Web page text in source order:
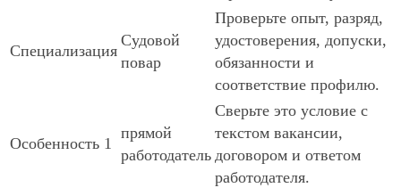
Специализация
Судовой
повар
Проверьте опыт, разряд,
удостоверения, допуски,
обязанности и
соответствие профилю.
Особенность 1
прямой
работодатель
Сверьте это условие с
текстом вакансии,
договором и ответом
работодателя.